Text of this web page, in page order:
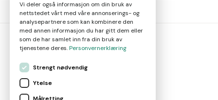
Vi deler også informasjon om din bruk av
nettstedet vårt med våre annonserings- og
analysepartnere som kan kombinere den
med annen informasjon du har gitt dem eller
som de har samlet inn fra din bruk av
tjenestene deres.Personvernerklæring
Strengt nødvendig
Ytelse